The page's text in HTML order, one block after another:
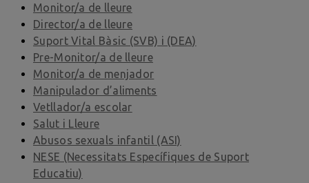
Monitor/a de lleure
Director/a de lleure
Suport Vital Bàsic (SVB) i (DEA)
Pre-Monitor/a de lleure
Monitor/a de menjador
Manipulador d’aliments
Vetllador/a escolar
Salut i Lleure
Abusos sexuals infantil (ASI)
NESE (Necessitats Específiques de Suport
Educatiu)